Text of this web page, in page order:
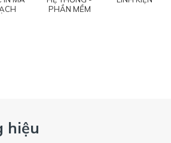
PHẦN MỀM
hiệu